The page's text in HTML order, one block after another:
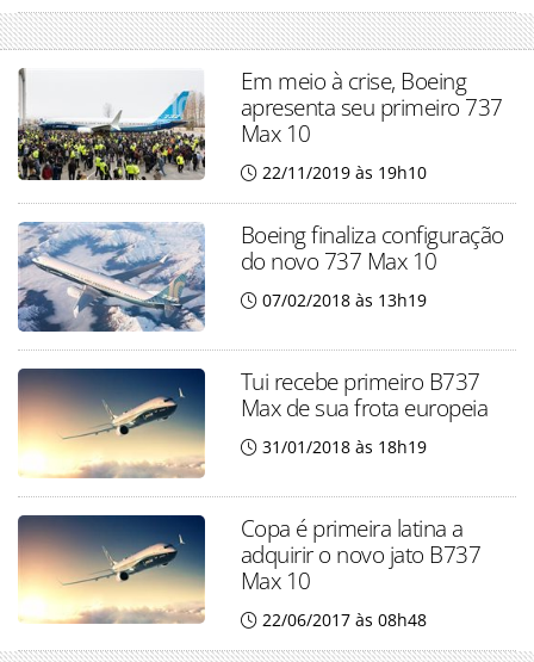
Em meio à crise, Boeing
apresenta seu primeiro 737
Max 10
22/11/2019 às 19h10
Boeing finaliza configuração
do novo 737 Max 10
07/02/2018 às 13h19
Tui recebe primeiro B737
Max de sua frota europeia
31/01/2018 às 18h19
Copa é primeira latina a
adquirir o novo jato B737
Max 10
22/06/2017 às 08h48